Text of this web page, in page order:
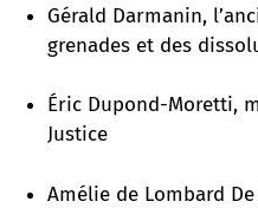
Gérald Darmanin,
grenades et des
Éric Dupond-Moretti,
Justice
Amélie de Lombard